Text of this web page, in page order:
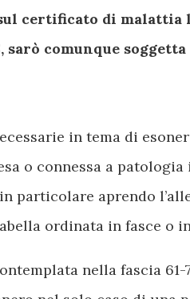
certificato di malattia
sarò comunque
in tema di
o connessa a
particolare aprendo
ordinata in fasce o
nella fascia